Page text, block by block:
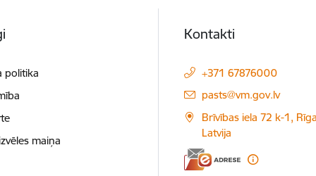
politika
maiņa
Kontakti
+371 67876000
E-pasts:
pasts@vm.gov.lv
Brīvības iela 72 k-1,
Latvija